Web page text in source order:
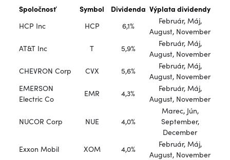
Spoločnosť Symbol Dividenda Výplata dividendy
HCP Inc
HCP 6,1%
Február, Máj,
August, November
AT&T Inc
T 5,9%
Február, Máj,
August, November
CHEVRON Corp
CVX 5,6%
Február, Máj,
August, November
EMERSON
Electric Co
EMR 4,3%
Február, Máj,
August, November
NUCOR Corp NUE 4,0%
Marec, Jún,
September,
December
Exxon Mobil
XOM 4,0%
Február, Máj,
August, November